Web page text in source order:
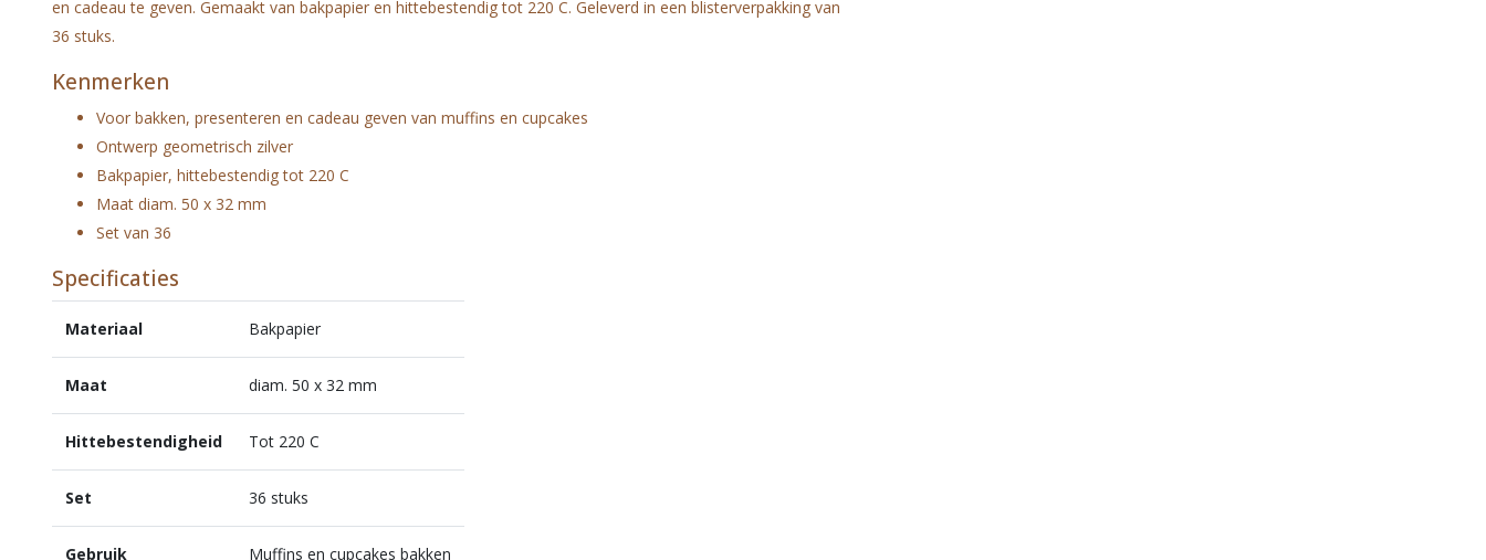
en cadeau te geven. Gemaakt van bakpapier en hittebestendig tot 220 C. Geleverd in een blisterverpakking van
36 stuks.
Kenmerken
Voor bakken, presenteren en cadeau geven van muffins en cupcakes
Ontwerp geometrisch zilver
Bakpapier, hittebestendig tot 220 C
Maat diam. 50 x 32 mm
Set van 36
Specificaties
Materiaal Bakpapier
Maat diam. 50 x 32 mm
Hittebestendigheid Tot 220 C
Set 36 stuks
Gebruik Muffins en cupcakes bakken